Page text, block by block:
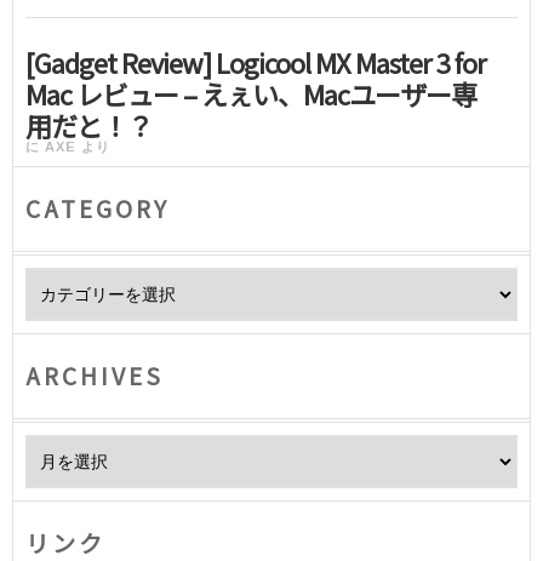
[Gadget Review] Logicool MX Master 3 for
Mac レビュー – えぇい、Macユーザー専
用だと！？
に AXE より
CATEGORY
ARCHIVES
リンク